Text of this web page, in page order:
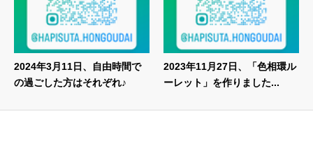
2024年3月11日、自由時間で
の過ごした方はそれぞれ♪
2023年11月27日、「色相環ル
ーレット」を作りました...